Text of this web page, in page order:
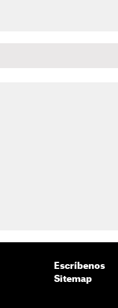
Escríbenos
Sitemap